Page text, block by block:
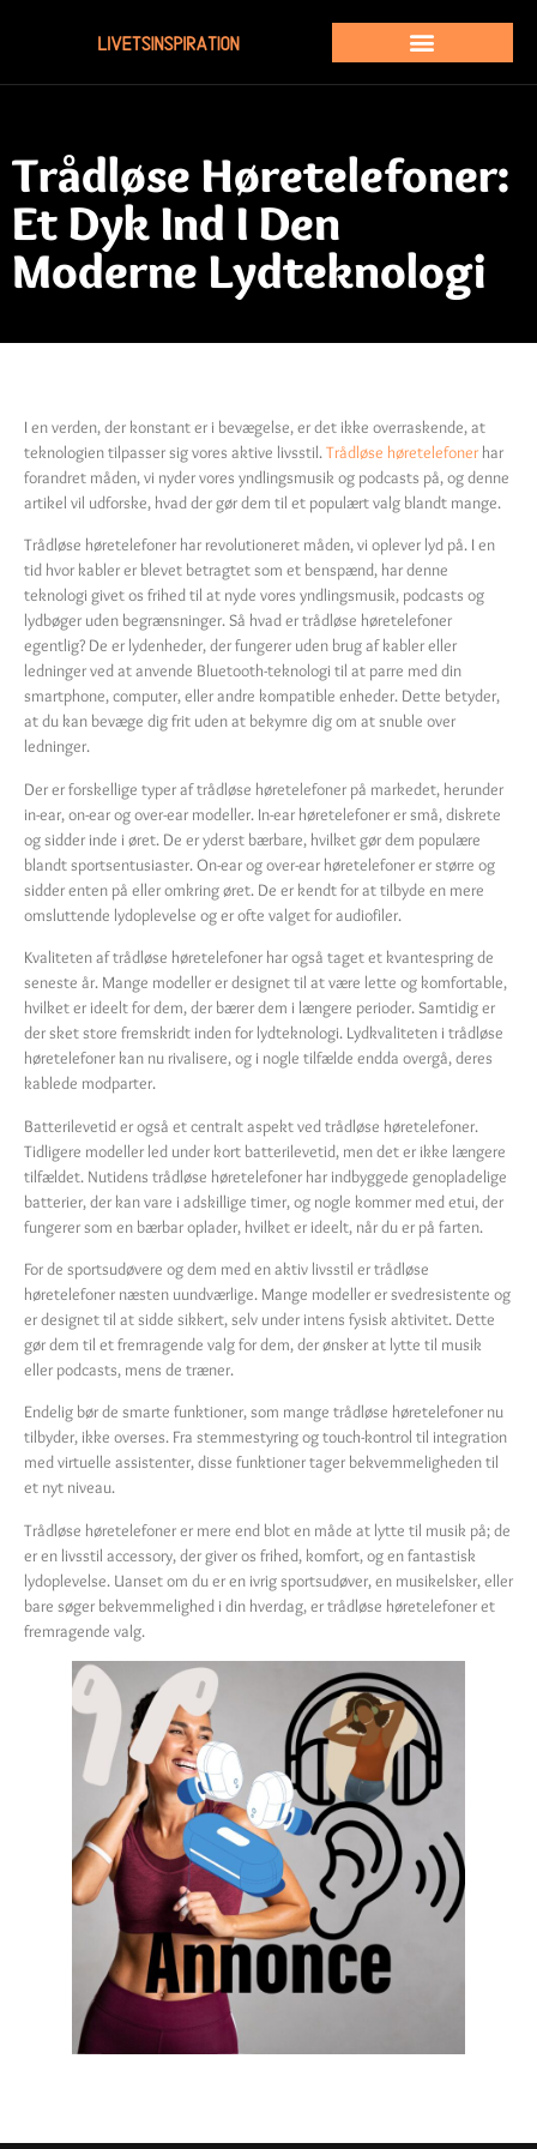
Trådløse Høretelefoner:
Et Dyk Ind I Den
Moderne Lydteknologi
I en verden, der konstant er i bevægelse, er det ikke overraskende, at
teknologien tilpasser sig vores aktive livsstil.Trådløse høretelefoner har
forandret måden, vi nyder vores yndlingsmusik og podcasts på, og denne
artikel vil udforske, hvad der gør dem til et populært valg blandt mange.
Trådløse høretelefoner har revolutioneret måden, vi oplever lyd på. I en
tid hvor kabler er blevet betragtet som et benspænd, har denne
teknologi givet os frihed til at nyde vores yndlingsmusik, podcasts og
lydbøger uden begrænsninger. Så hvad er trådløse høretelefoner
egentlig? De er lydenheder, der fungerer uden brug af kabler eller
ledninger ved at anvende Bluetooth-teknologi til at parre med din
smartphone, computer, eller andre kompatible enheder. Dette betyder,
at du kan bevæge dig frit uden at bekymre dig om at snuble over
ledninger.
Der er forskellige typer af trådløse høretelefoner på markedet, herunder
in-ear, on-ear og over-ear modeller. In-ear høretelefoner er små, diskrete
og sidder inde i øret. De er yderst bærbare, hvilket gør dem populære
blandt sportsentusiaster. On-ear og over-ear høretelefoner er større og
sidder enten på eller omkring øret. De er kendt for at tilbyde en mere
omsluttende lydoplevelse og er ofte valget for audiofiler.
Kvaliteten af trådløse høretelefoner har også taget et kvantespring de
seneste år. Mange modeller er designet til at være lette og komfortable,
hvilket er ideelt for dem, der bærer dem i længere perioder. Samtidig er
der sket store fremskridt inden for lydteknologi. Lydkvaliteten i trådløse
høretelefoner kan nu rivalisere, og i nogle tilfælde endda overgå, deres
kablede modparter.
Batterilevetid er også et centralt aspekt ved trådløse høretelefoner.
Tidligere modeller led under kort batterilevetid, men det er ikke længere
tilfældet. Nutidens trådløse høretelefoner har indbyggede genopladelige
batterier, der kan vare i adskillige timer, og nogle kommer med etui, der
fungerer som en bærbar oplader, hvilket er ideelt, når du er på farten.
For de sportsudøvere og dem med en aktiv livsstil er trådløse
høretelefoner næsten uundværlige. Mange modeller er svedresistente og
er designet til at sidde sikkert, selv under intens fysisk aktivitet. Dette
gør dem til et fremragende valg for dem, der ønsker at lytte til musik
eller podcasts, mens de træner.
Endelig bør de smarte funktioner, som mange trådløse høretelefoner nu
tilbyder, ikke overses. Fra stemmestyring og touch-kontrol til integration
med virtuelle assistenter, disse funktioner tager bekvemmeligheden til
et nyt niveau.
Trådløse høretelefoner er mere end blot en måde at lytte til musik på; de
er en livsstil accessory, der giver os frihed, komfort, og en fantastisk
lydoplevelse. Uanset om du er en ivrig sportsudøver, en musikelsker, eller
bare søger bekvemmelighed i din hverdag, er trådløse høretelefoner et
fremragende valg.